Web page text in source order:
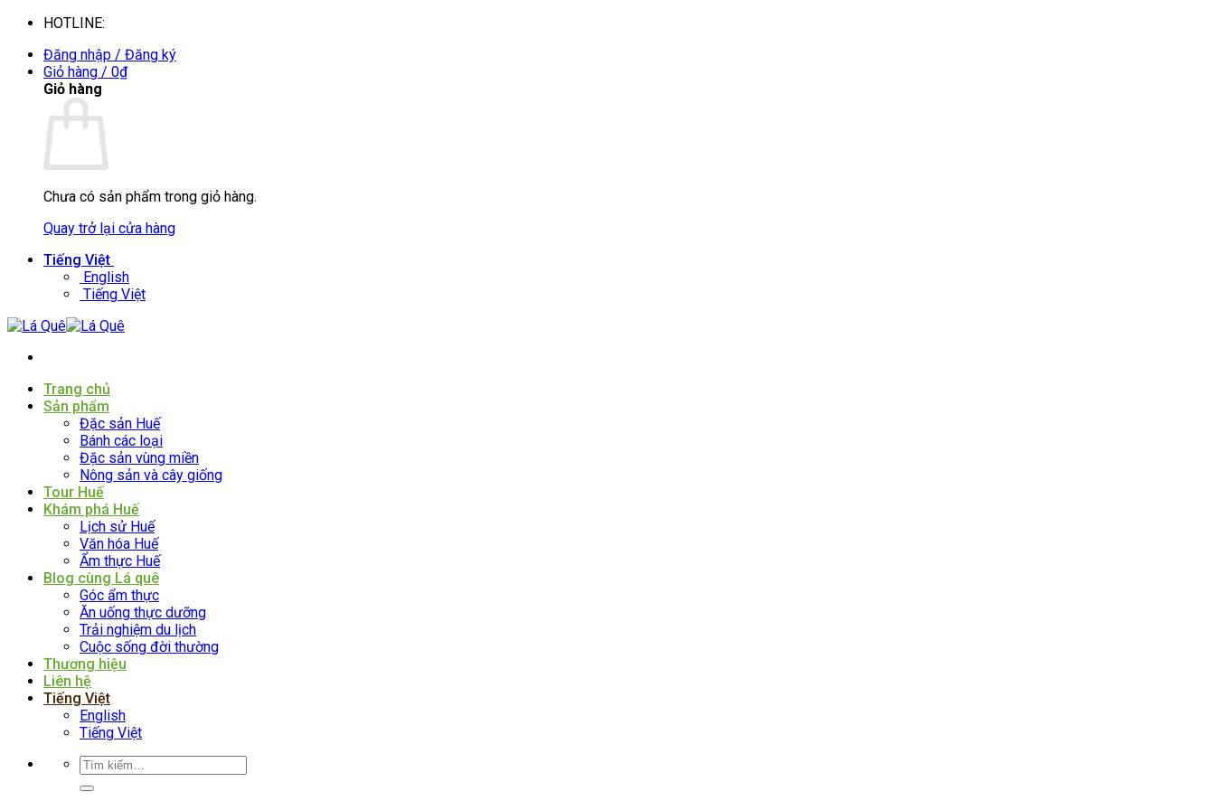
dung
HOTLINE:
Đăng nhập / Đăng ký
Giỏ hàng / 0₫
Giỏ hàng
Chưa có sản phẩm trong giỏ hàng.
Quay trở lại cửa hàng
Tiếng Việt
English
Tiếng Việt
Trang chủ
Sản phẩm
Đặc sản Huế
Bánh các loại
Đặc sản vùng miền
Nông sản và cây giống
Tour Huế
Khám phá Huế
Lịch sử Huế
Văn hóa Huế
Ẩm thực Huế
Blog cùng Lá quê
Góc ẩm thực
Ăn uống thực dưỡng
Trải nghiệm du lịch
Cuộc sống đời thường
Thương hiệu
Liên hệ
Tiếng Việt
English
Tiếng Việt
Tìm
kiếm: